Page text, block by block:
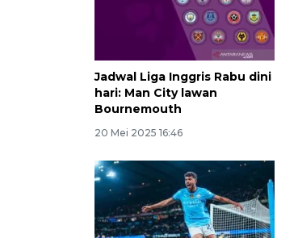
Jadwal Liga Inggris Rabu dini
hari: Man City lawan
Bournemouth
20 Mei 2025 16:46